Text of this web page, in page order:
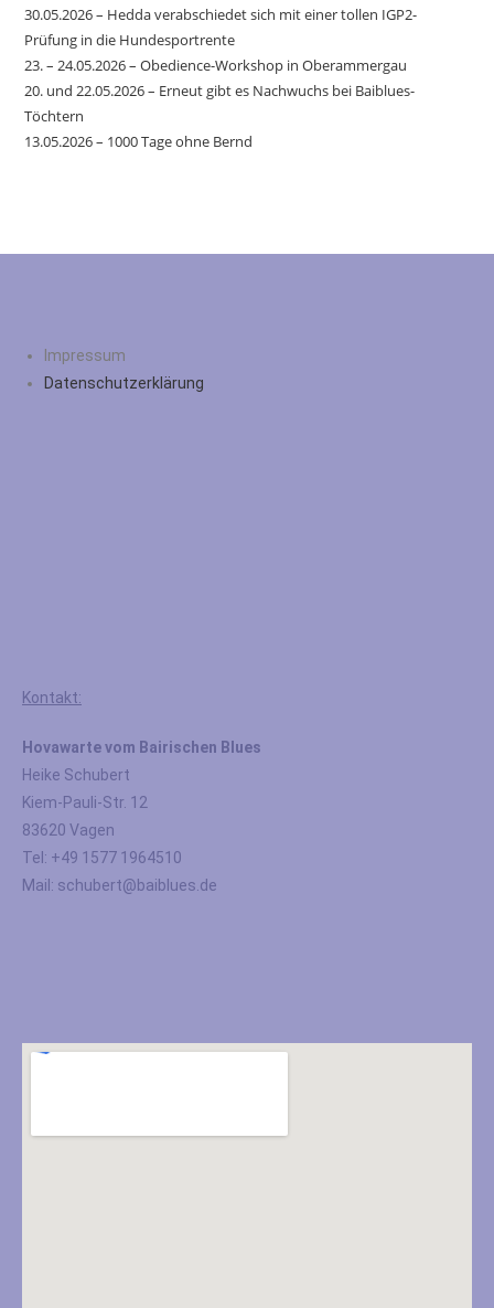
30.05.2026 – Hedda verabschiedet sich mit einer tollen IGP2-
Prüfung in die Hundesportrente
23. – 24.05.2026 – Obedience-Workshop in Oberammergau
20. und 22.05.2026 – Erneut gibt es Nachwuchs bei Baiblues-
Töchtern
13.05.2026 – 1000 Tage ohne Bernd
Impressum
Datenschutzerklärung
Kontakt:
Hovawarte vom Bairischen Blues
Heike Schubert
Kiem-Pauli-Str. 12
83620 Vagen
Tel: +49 1577 1964510
Mail: schubert@baiblues.de